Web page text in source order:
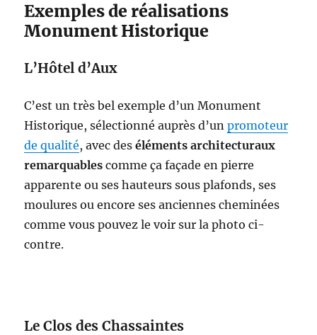
Exemples de réalisations
Monument Historique
L’Hôtel d’Aux
C’est un très bel exemple d’un Monument
Historique, sélectionné auprès d’unpromoteur
de qualité, avec deséléments architecturaux
remarquables comme ça façade en pierre
apparente ou ses hauteurs sous plafonds, ses
moulures ou encore ses anciennes cheminées
comme vous pouvez le voir sur la photo ci-
contre.
Le Clos des Chassaintes